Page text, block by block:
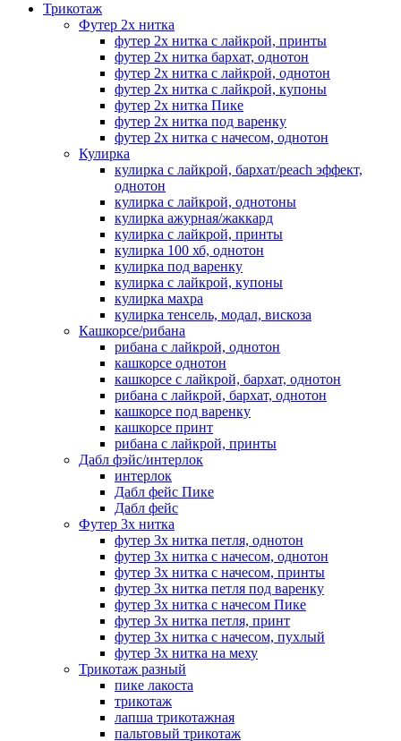
Трикотаж
Футер 2х нитка
футер 2х нитка с лайкрой, принты
футер 2х нитка бархат, однотон
футер 2х нитка с лайкрой, однотон
футер 2х нитка с лайкрой, купоны
футер 2х нитка Пике
футер 2х нитка под варенку
футер 2х нитка с начесом, однотон
Кулирка
кулирка с лайкрой, бархат/peach эффект,
однотон
кулирка с лайкрой, однотоны
кулирка ажурная/жаккард
кулирка с лайкрой, принты
кулирка 100 хб, однотон
кулирка под варенку
кулирка с лайкрой, купоны
кулирка махра
кулирка тенсель, модал, вискоза
Кашкорсе/рибана
рибана с лайкрой, однотон
кашкорсе однотон
кашкорсе с лайкрой, бархат, однотон
рибана с лайкрой, бархат, однотон
кашкорсе под варенку
кашкорсе принт
рибана с лайкрой, принты
Дабл фэйс/интерлок
интерлок
Дабл фейс Пике
Дабл фейс
Футер 3х нитка
футер 3х нитка петля, однотон
футер 3х нитка с начесом, однотон
футер 3х нитка с начесом, принты
футер 3х нитка петля под варенку
футер 3х нитка с начесом Пике
футер 3х нитка петля, принт
футер 3х нитка с начесом, пухлый
футер 3х нитка на меху
Трикотаж разный
пике лакоста
трикотаж
лапша трикотажная
пальтовый трикотаж